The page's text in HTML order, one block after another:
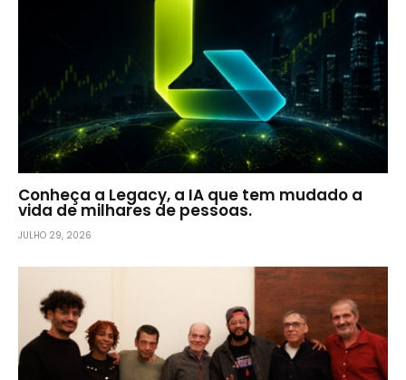
Conheça a Legacy, a IA que tem mudado a
vida de milhares de pessoas.
JULHO 29, 2026